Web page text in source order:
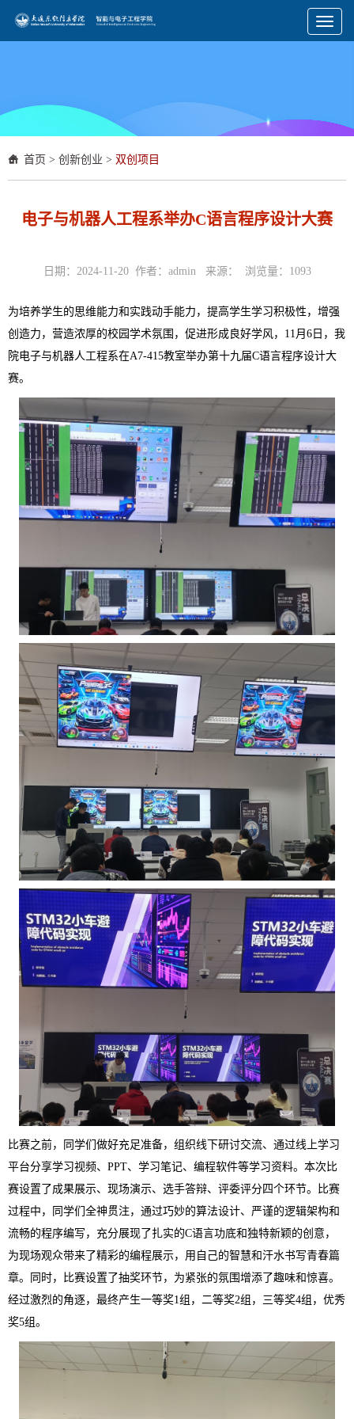
Toggle
首页 > 创新创业 > 双创项目
电子与机器人工程系举办C语言程序设计大赛
日期：2024-11-20 作者：admin 来源： 浏览量： 1093
为培养学生的思维能力和实践动手能力，提高学生学习积极性，增强
创造力，营造浓厚的校园学术氛围，促进形成良好学风，11月6日，我
院电子与机器人工程系在A7-415教室举办第十九届C语言程序设计大
赛。
比赛之前，同学们做好充足准备，组织线下研讨交流、通过线上学习
平台分享学习视频、PPT、学习笔记、编程软件等学习资料。本次比
赛设置了成果展示、现场演示、选手答辩、评委评分四个环节。比赛
过程中，同学们全神贯注，通过巧妙的算法设计、严谨的逻辑架构和
流畅的程序编写，充分展现了扎实的C语言功底和独特新颖的创意，
为现场观众带来了精彩的编程展示，用自己的智慧和汗水书写青春篇
章。同时，比赛设置了抽奖环节，为紧张的氛围增添了趣味和惊喜。
经过激烈的角逐，最终产生一等奖1组，二等奖2组，三等奖4组，优秀
奖5组。